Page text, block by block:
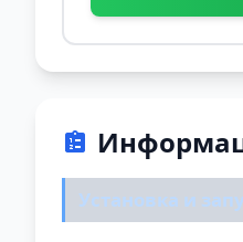
Установка и